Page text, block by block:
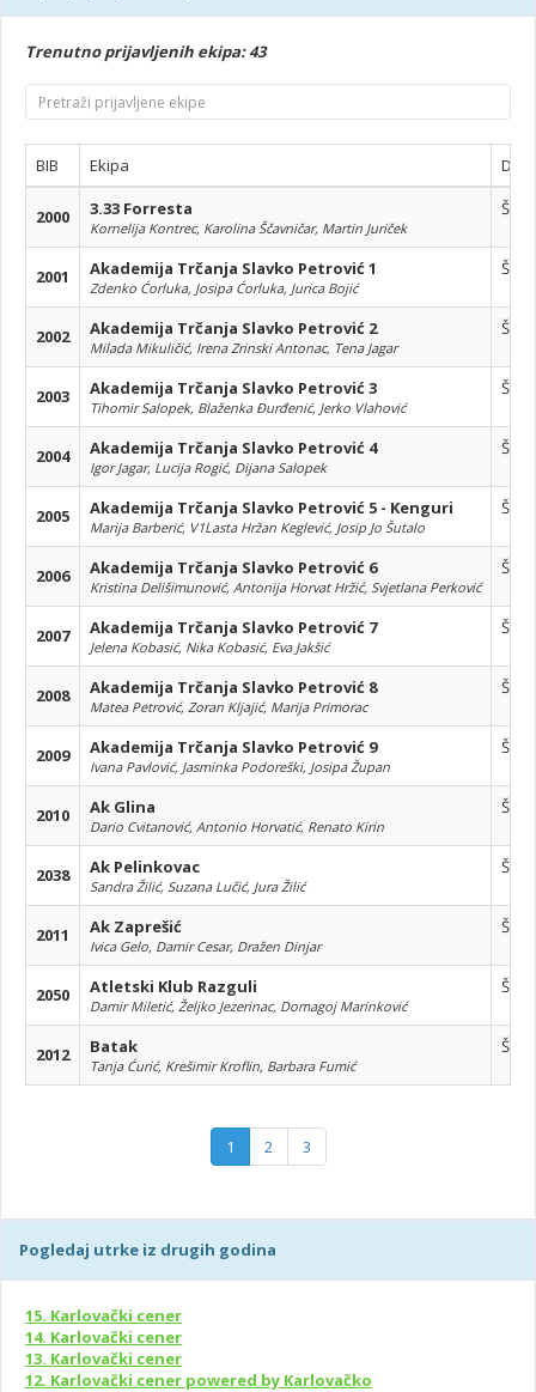
Trenutno prijavljenih ekipa: 43
BIB Ekipa
2000 3.33 Forresta
Kornelija Kontrec, Karolina Ščavničar, Martin Juriček
2001 Akademija Trčanja Slavko Petrović 1
Zdenko Ćorluka, Josipa Ćorluka, Jurica Bojić
2002 Akademija Trčanja Slavko Petrović 2
Milada Mikuličić, Irena Zrinski Antonac, Tena Jagar
2003 Akademija Trčanja Slavko Petrović 3
Tihomir Salopek, Blaženka Đurđenić, Jerko Vlahović
2004 Akademija Trčanja Slavko Petrović 4
Igor Jagar, Lucija Rogić, Dijana Salopek
2005 Akademija Trčanja Slavko Petrović 5 - Kenguri
Marija Barberić, V1Lasta Hržan Keglević, Josip Jo Šutalo
2006 Akademija Trčanja Slavko Petrović 6
Kristina Delišimunović, Antonija Horvat Hržić, Svjetlana Perković
2007 Akademija Trčanja Slavko Petrović 7
Jelena Kobasić, Nika Kobasić, Eva Jakšić
2008 Akademija Trčanja Slavko Petrović 8
Matea Petrović, Zoran Kljajić, Marija Primorac
2009 Akademija Trčanja Slavko Petrović 9
Ivana Pavlović, Jasminka Podoreški, Josipa Župan
2010 Ak Glina
Dario Cvitanović, Antonio Horvatić, Renato Kirin
2038 Ak Pelinkovac
Sandra Žilić, Suzana Lučić, Jura Žilić
2011 Ak Zaprešić
Ivica Gelo, Damir Cesar, Dražen Dinjar
2050 Atletski Klub Razguli
Damir Miletić, Željko Jezerinac, Domagoj Marinković
2012 Batak
Tanja Ćurić, Krešimir Kroflin, Barbara Fumić
1 2 3
Pogledaj utrke iz drugih godina
15. Karlovački cener
14. Karlovački cener
13. Karlovački cener
12. Karlovački cener powered by Karlovačko